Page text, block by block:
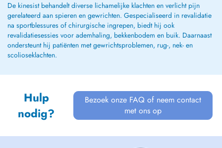
De kinesist behandelt diverse lichamelijke klachten en verlicht pijn
gerelateerd aan spieren en gewrichten. Gespecialiseerd in revalidatie
na sportblessures of chirurgische ingrepen, biedt hij ook
revalidatiesessies voor ademhaling, bekkenbodem en buik. Daarnaast
ondersteunt hij patiënten met gewrichtsproblemen, rug-, nek- en
scolioseklachten.
Hulp
nodig?
Bezoek onze FAQ of neem contact
met ons op